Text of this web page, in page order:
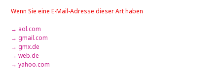
Wenn Sie eine E-Mail-Adresse dieser Art haben
→ aol.com
→ gmail.com
→ gmx.de
→ web.de
→ yahoo.com